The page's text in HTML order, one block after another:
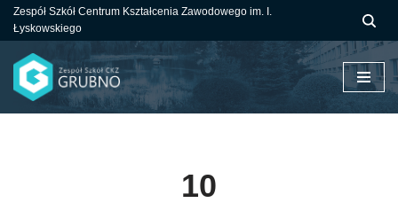
do
treści
Zespół Szkół Centrum Kształcenia Zawodowego im. I.
Łyskowskiego
10